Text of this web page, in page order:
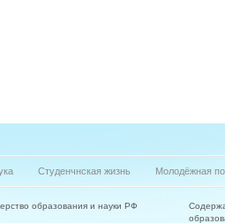
Студенчнская жизнь Молодёжная
образования и науки РФ